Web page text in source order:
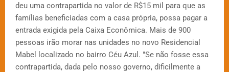
deu uma contrapartida no valor de R$15 mil para que as
famílias beneficiadas com a casa própria, possa pagar a
entrada exigida pela Caixa Econômica. Mais de 900
pessoas irão morar nas unidades no novo Residencial
Mabel localizado no bairro Céu Azul. "Se não fosse essa
contrapartida, dada pelo nosso governo, dificilmente a